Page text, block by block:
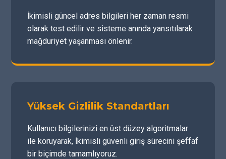
İkimisli güncel adres bilgileri her zaman resmi
olarak test edilir ve sisteme anında yansıtılarak
mağduriyet yaşanması önlenir.
Yüksek Gizlilik Standartları
Kullanıcı bilgilerinizi en üst düzey algoritmalar
ile koruyarak, İkimisli güvenli giriş sürecini şeffaf
bir biçimde tamamlıyoruz.